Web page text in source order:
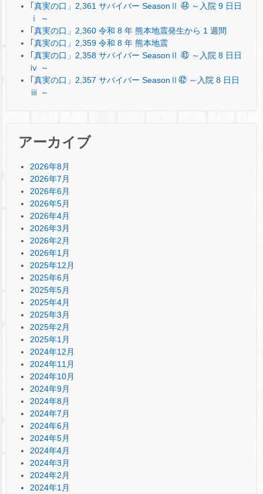
｢真実の口」2,361 サバイバー SeasonⅡ ㊹ ～入院 9 日日
ⅰ ～
｢真実の口」2,360 令和 8 年 熊本地震発生から 1 週間
｢真実の口」2,359 令和 8 年 熊本地震
｢真実の口」2,358 サバイバー SeasonⅡ ㊸ ～入院 8 日日
ⅳ ～
｢真実の口」2,357 サバイバー SeasonⅡ㊷ ～入院 8 日日
ⅲ ～
アーカイブ
2026年8月
2026年7月
2026年6月
2026年5月
2026年4月
2026年3月
2026年2月
2026年1月
2025年12月
2025年6月
2025年5月
2025年4月
2025年3月
2025年2月
2025年1月
2024年12月
2024年11月
2024年10月
2024年9月
2024年8月
2024年7月
2024年6月
2024年5月
2024年4月
2024年3月
2024年2月
2024年1月